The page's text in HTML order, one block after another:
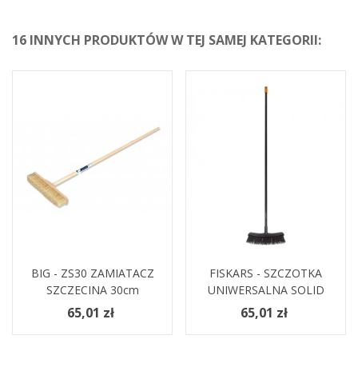
16 INNYCH PRODUKTÓW W TEJ SAMEJ KATEGORII:
BIG - ZS30 ZAMIATACZ
SZCZECINA 30cm
65,01 zł
FISKARS - SZCZOTKA
UNIWERSALNA SOLID
65,01 zł